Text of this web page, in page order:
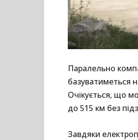
Паралельно
базуватиметься
Очікується, що
до 515 км без
Завдяки